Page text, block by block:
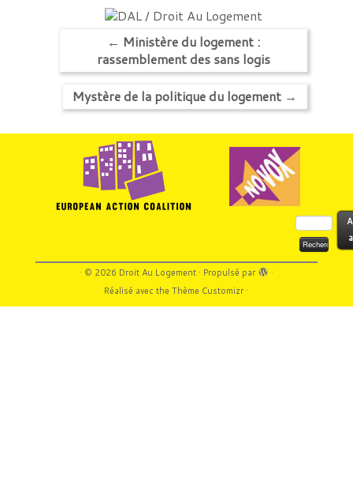
← Ministère du logement :
rassemblement des sans logis
Mystère de la politique du logement →
Rechercher :
· © 2026 Droit Au Logement· Propulsé par
·
Réalisé avec theThème Customizr·